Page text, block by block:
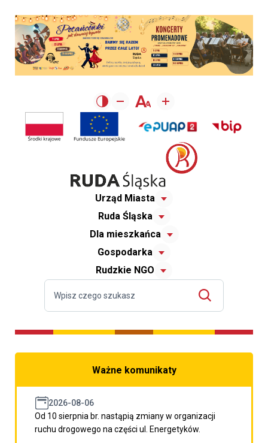
Urząd Miasta
Ruda Śląska
Dla mieszkańca
Gospodarka
Rudzkie NGO
Ważne komunikaty
2026-08-06
Od 10 sierpnia br. nastąpią zmiany w organizacji
ruchu drogowego na części ul. Energetyków.